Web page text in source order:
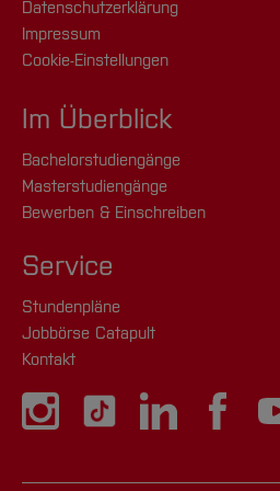
Datenschutzerklärung
Impressum
Cookie-Einstellungen
Im Überblick
Bachelorstudiengänge
Masterstudiengänge
Bewerben & Einschreiben
Service
Stundenpläne
Jobbörse Catapult
Kontakt